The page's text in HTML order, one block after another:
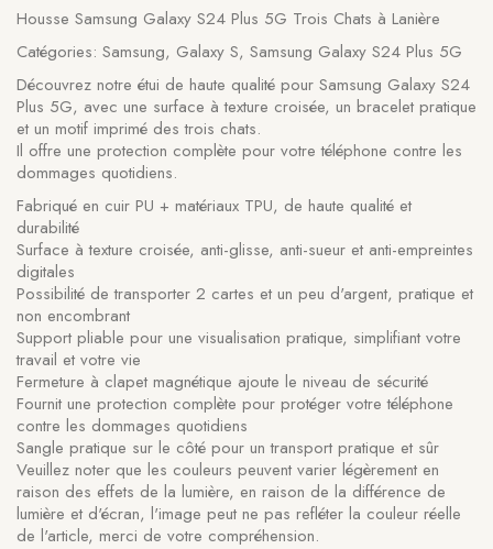
Housse Samsung Galaxy S24 Plus 5G Trois Chats à Lanière
Catégories: Samsung, Galaxy S, Samsung Galaxy S24 Plus 5G
Découvrez notre étui de haute qualité pour Samsung Galaxy S24
Plus 5G, avec une surface à texture croisée, un bracelet pratique
et un motif imprimé des trois chats.
Il offre une protection complète pour votre téléphone contre les
dommages quotidiens.
Fabriqué en cuir PU + matériaux TPU, de haute qualité et
durabilité
Surface à texture croisée, anti-glisse, anti-sueur et anti-empreintes
digitales
Possibilité de transporter 2 cartes et un peu d'argent, pratique et
non encombrant
Support pliable pour une visualisation pratique, simplifiant votre
travail et votre vie
Fermeture à clapet magnétique ajoute le niveau de sécurité
Fournit une protection complète pour protéger votre téléphone
contre les dommages quotidiens
Sangle pratique sur le côté pour un transport pratique et sûr
Veuillez noter que les couleurs peuvent varier légèrement en
raison des effets de la lumière, en raison de la différence de
lumière et d'écran, l'image peut ne pas refléter la couleur réelle
de l'article, merci de votre compréhension.